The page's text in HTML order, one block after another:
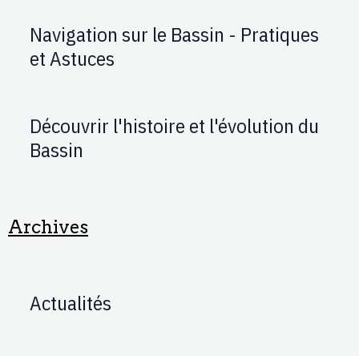
Navigation sur le Bassin - Pratiques
et Astuces
Découvrir l'histoire et l'évolution du
Bassin
Archives
Actualités